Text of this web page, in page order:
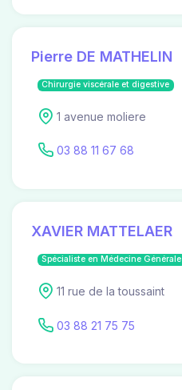
Pierre DE MATHELIN
Chirurgie viscérale et digestive
1 avenue moliere
03 88 11 67 68
XAVIER MATTELAER
Spécialiste en Médecine Générale
11 rue de la toussaint
03 88 21 75 75